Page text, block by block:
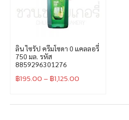
ลิน ไซรัป ครีมโซดา 0 แคลลอรี่
750 มล. รหัส
8859296301276
฿195.00– ฿1,125.00